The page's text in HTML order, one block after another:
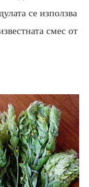
се използва
смес от